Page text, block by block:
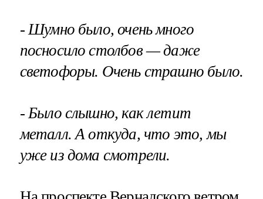
- Шумно было, очень много
посносило столбов — даже
светофоры. Очень страшно было.
- Было слышно, как летит
металл. А откуда, что это, мы
уже из дома смотрели.